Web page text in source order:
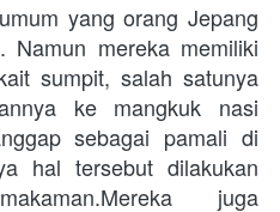
yang orang Jepang
Namun mereka memiliki
sumpit, salah satunya
ke mangkuk nasi
sebagai pamali di
hal tersebut dilakukan
juga